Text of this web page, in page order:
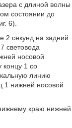
с длиной волны
состоянии до
6).
2 секунд на задний
световода
носовой
концу 1 со
линию
1 нижней носовой
краю нижней